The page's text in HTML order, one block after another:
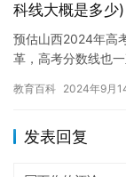
科线大概是多少)
预估山西2024年高
革，高考分数线也
教育百科 2024年9月
发表回复